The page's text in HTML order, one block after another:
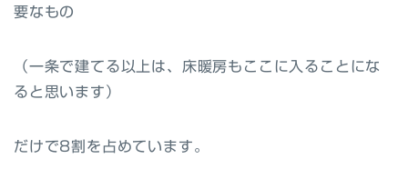
要なもの
（一条で建てる以上は、床暖房もここに入ることにな
ると思います）
だけで8割を占めています。